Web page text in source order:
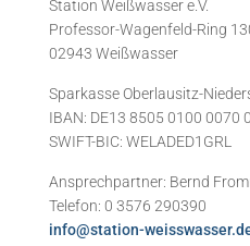
Station Weißwasser e.V.
Professor-Wagenfeld-Ring
02943 Weißwasser
Sparkasse Oberlausitz-
IBAN: DE13 8505 0100 0070
SWIFT-BIC: WELADED1GRL
Ansprechpartner: Bernd
Telefon: 0 3576 290390
info@station-